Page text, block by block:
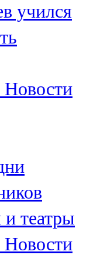
учился
Новости
и театры
Новости